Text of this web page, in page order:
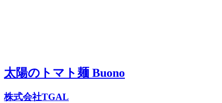
太陽のトマト麺 Buono
株式会社TGAL